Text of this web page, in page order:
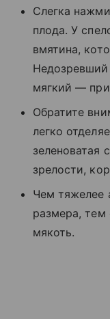
Слегка
плода. У
вмятина,
Недозревший
мягкий —
Обратите
легко
зеленоватая
зрелости,
Чем тяжелее
размера, тем
мякоть.